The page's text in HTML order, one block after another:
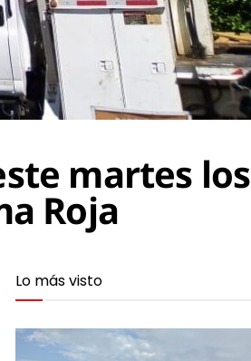
martes los
Roja
Lo más visto